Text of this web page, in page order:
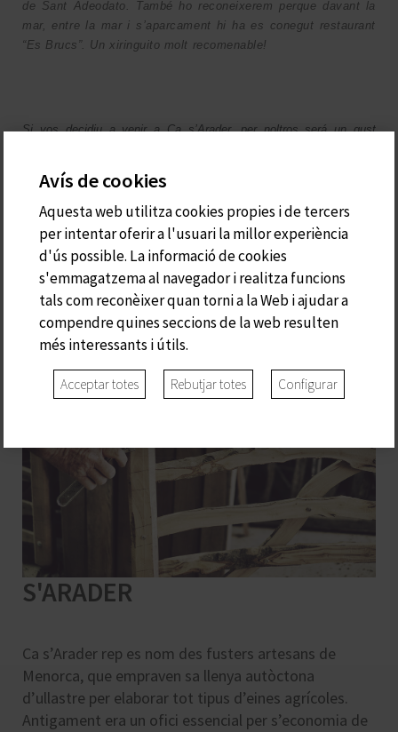
de Sant Adeodato. També ho reconeixerem perque davant la
mar, entre la mar i s’aparcament hi ha es conegut restaurant
“Es Brucs”. Un xiringuito molt recomenable!
Si vos decidiu a venir a Ca s’Arader, per noltros será un gust
Podeu contactar amb noltros amb sa web –www.casarader.com
per teléfono as +34 670 222 115, també per Whattsapp o Telegram
as mateix nombre.
S'ARADER
Ca s’Arader rep es nom des fusters artesans de
Menorca, que empraven sa llenya autòctona
d’ullastre per elaborar tot tipus d’eines agrícoles.
Antigament era un ofici essencial per s’economia de
Avís de cookies
Aquesta web utilitza cookies propies i de tercers
per intentar oferir a l'usuari la millor experiència
d'ús possible. La informació de cookies
s'emmagatzema al navegador i realitza funcions
tals com reconèixer quan torni a la Web i ajudar a
compendre quines seccions de la web resulten
més interessants i útils.
Acceptar totes Rebutjar totes Configurar